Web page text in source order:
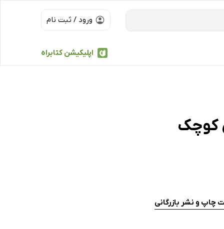
ورود / ثبت نام
اپلیکیشن کتابراه
کوچک
چاپ و نشر بازرگانی